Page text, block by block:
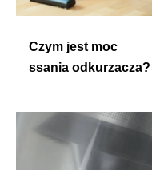
Czym jest moc
ssania odkurzacza?